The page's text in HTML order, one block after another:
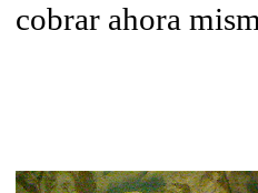
cobrar ahora